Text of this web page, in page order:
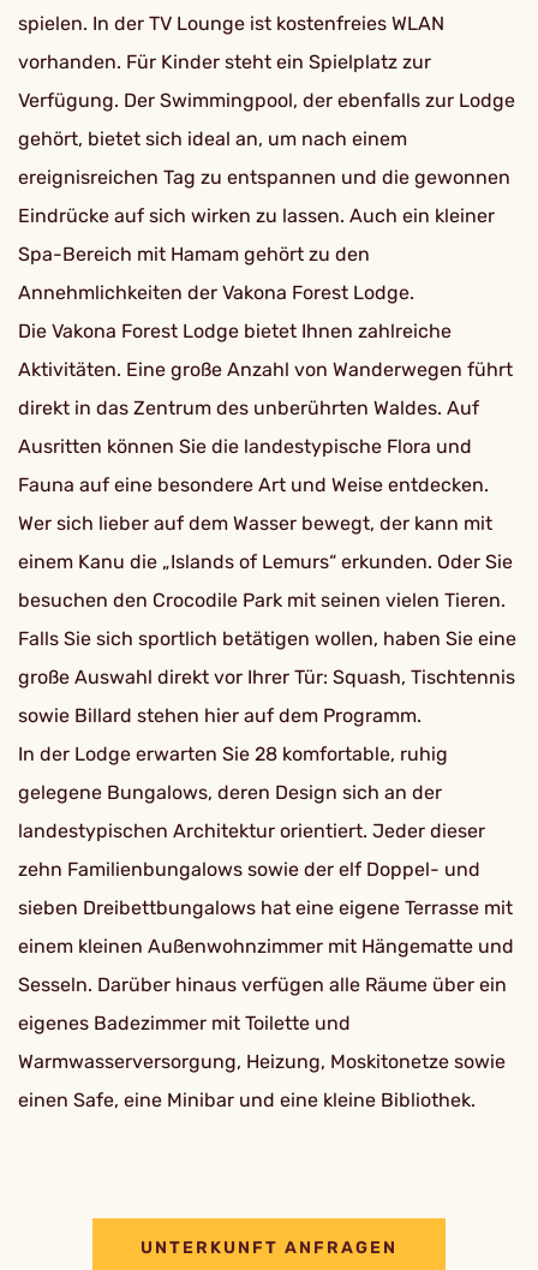
spielen. In der TV Lounge ist kostenfreies WLAN
vorhanden. Für Kinder steht ein Spielplatz zur
Verfügung. Der Swimmingpool, der ebenfalls zur Lodge
gehört, bietet sich ideal an, um nach einem
ereignisreichen Tag zu entspannen und die gewonnen
Eindrücke auf sich wirken zu lassen. Auch ein kleiner
Spa-Bereich mit Hamam gehört zu den
Annehmlichkeiten der Vakona Forest Lodge.
Die Vakona Forest Lodge bietet Ihnen zahlreiche
Aktivitäten. Eine große Anzahl von Wanderwegen führt
direkt in das Zentrum des unberührten Waldes. Auf
Ausritten können Sie die landestypische Flora und
Fauna auf eine besondere Art und Weise entdecken.
Wer sich lieber auf dem Wasser bewegt, der kann mit
einem Kanu die „Islands of Lemurs“ erkunden. Oder Sie
besuchen den Crocodile Park mit seinen vielen Tieren.
Falls Sie sich sportlich betätigen wollen, haben Sie eine
große Auswahl direkt vor Ihrer Tür: Squash, Tischtennis
sowie Billard stehen hier auf dem Programm.
In der Lodge erwarten Sie 28 komfortable, ruhig
gelegene Bungalows, deren Design sich an der
landestypischen Architektur orientiert. Jeder dieser
zehn Familienbungalows sowie der elf Doppel- und
sieben Dreibettbungalows hat eine eigene Terrasse mit
einem kleinen Außenwohnzimmer mit Hängematte und
Sesseln. Darüber hinaus verfügen alle Räume über ein
eigenes Badezimmer mit Toilette und
Warmwasserversorgung, Heizung, Moskitonetze sowie
einen Safe, eine Minibar und eine kleine Bibliothek.
UNTERKUNFT ANFRAGEN